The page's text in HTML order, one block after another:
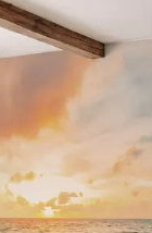
Format slike
Pametan
Resetiraj sve